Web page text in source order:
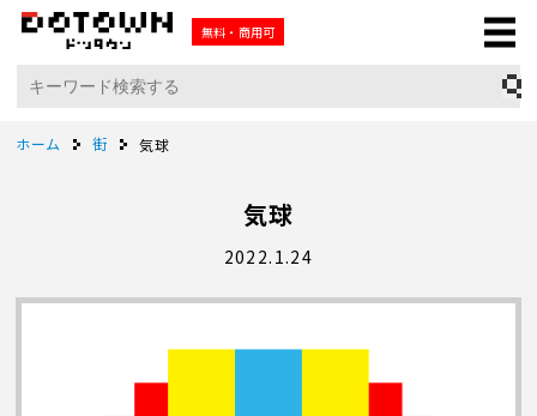
無料・商用可
ホーム 街 気球
気球
2022.1.24